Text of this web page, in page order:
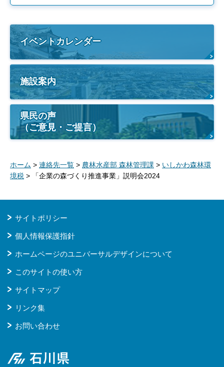
イベントカレンダー
施設案内
県民の声
（ご意見・ご提言）
ホーム > 連絡先一覧 > 農林水産部 森林管理課 > いしかわ森林環
境税 > 「企業の森づくり推進事業」説明会2024
サイトポリシー
個人情報保護指針
ホームページのユニバーサルデザインについて
このサイトの使い方
サイトマップ
リンク集
お問い合わせ
石川県